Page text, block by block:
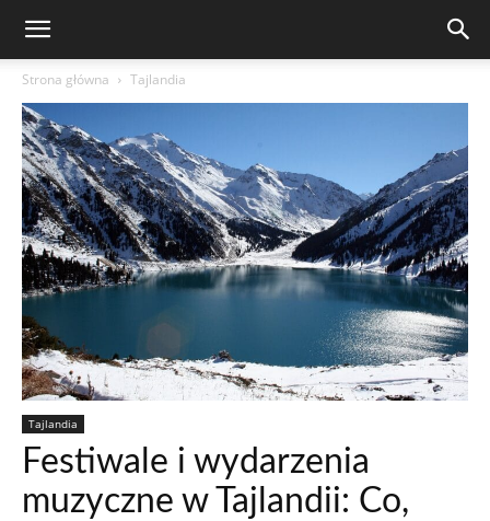
Strona główna Tajlandia
Tajlandia
Festiwale i wydarzenia
muzyczne w Tajlandii: Co,